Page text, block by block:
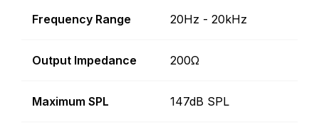
Frequency Range 20Hz - 20kHz
Output Impedance 200Ω
Maximum SPL 147dB SPL